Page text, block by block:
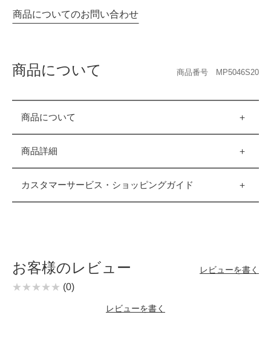
商品についてのお問い合わせ
商品について 商品番号 MP5046S20
商品について
商品詳細
カスタマーサービス・ショッピングガイド
お客様のレビュー レビューを書く
(0)
レビューを書く